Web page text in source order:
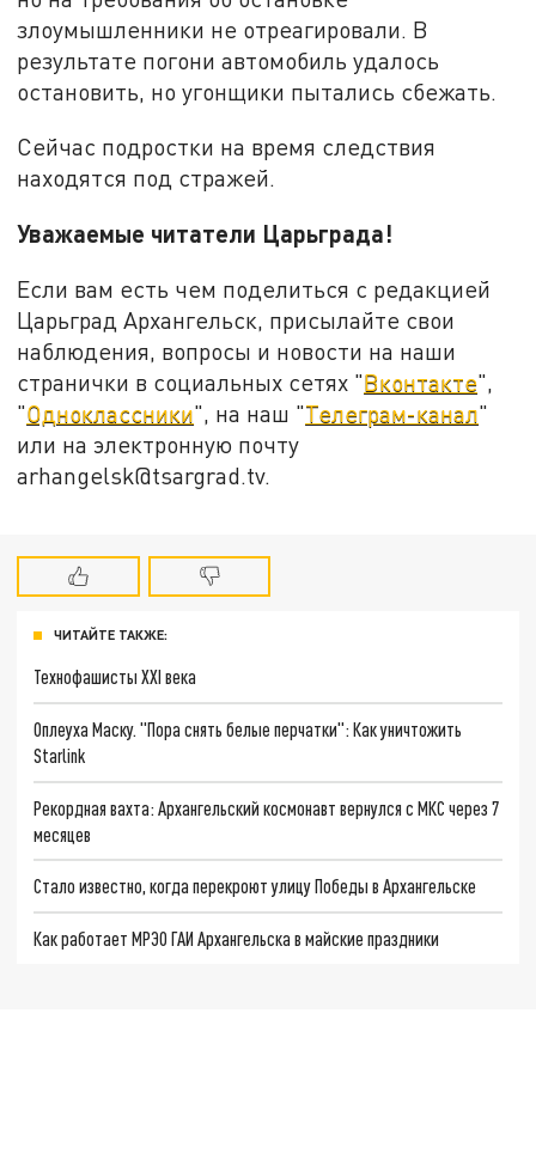
злоумышленники не отреагировали. В
результате погони автомобиль удалось
остановить, но угонщики пытались сбежать.
Сейчас подростки на время следствия
находятся под стражей.
Уважаемые читатели Царьграда!
Если вам есть чем поделиться с редакцией
Царьград Архангельск, присылайте свои
наблюдения, вопросы и новости на наши
странички в социальных сетях "Вконтакте",
"Одноклассники", на наш "Телеграм-канал"
или на электронную почту
arhangelsk@tsargrad.tv.
ЧИТАЙТЕ ТАКЖЕ:
Технофашисты XXI века
Оплеуха Маску. "Пора снять белые перчатки": Как уничтожить
Starlink
Рекордная вахта: Архангельский космонавт вернулся с МКС через 7
месяцев
Стало известно, когда перекроют улицу Победы в Архангельске
Как работает МРЭО ГАИ Архангельска в майские праздники